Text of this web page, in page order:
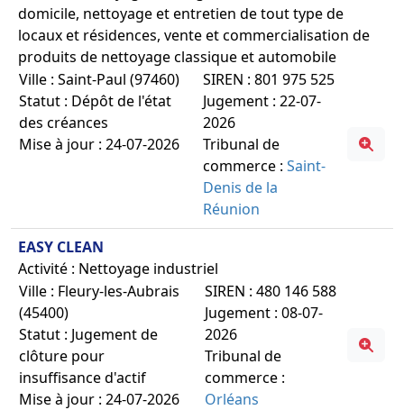
domicile, nettoyage et entretien de tout type de
locaux et résidences, vente et commercialisation de
produits de nettoyage classique et automobile
Ville : Saint-Paul (97460)
Statut : Dépôt de l'état
des créances
Mise à jour : 24-07-2026
SIREN : 801 975 525
Jugement : 22-07-
2026
Tribunal de
commerce :Saint-
Denis de la
Réunion
EASY CLEAN
Activité : Nettoyage industriel
Ville : Fleury-les-Aubrais
(45400)
Statut : Jugement de
clôture pour
insuffisance d'actif
Mise à jour : 24-07-2026
SIREN : 480 146 588
Jugement : 08-07-
2026
Tribunal de
commerce :
Orléans